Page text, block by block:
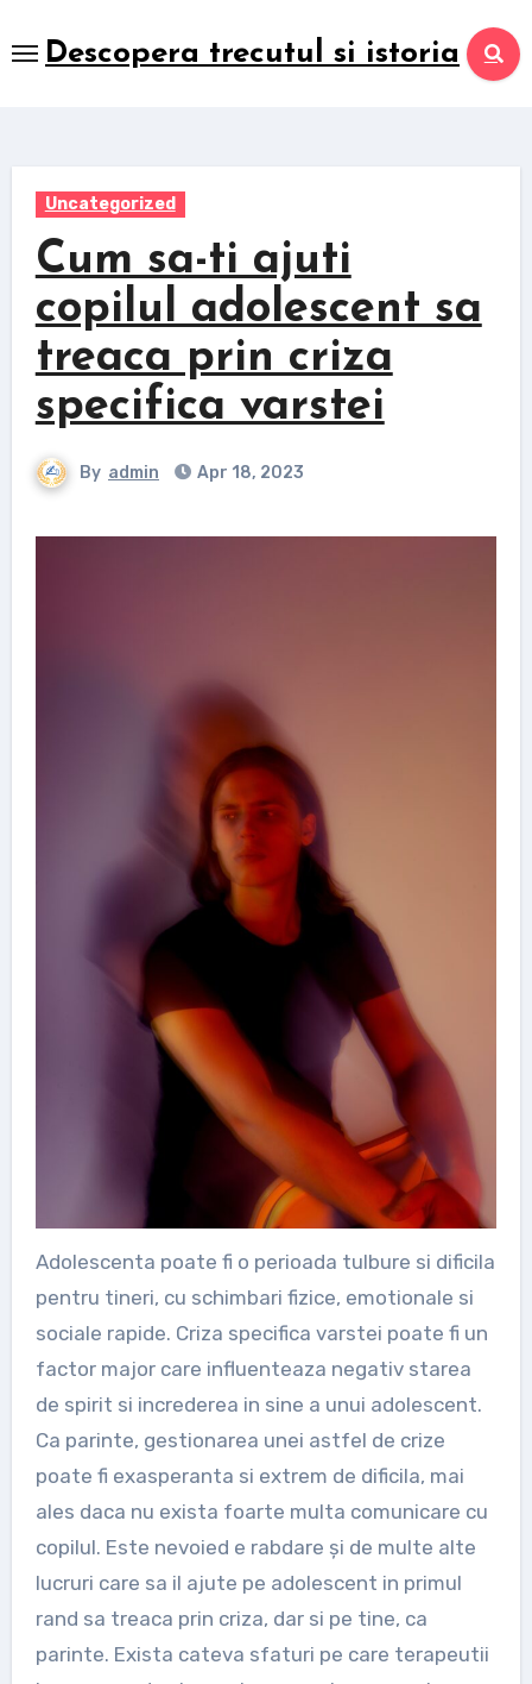
to
Descopera trecutul si istoria
Uncategorized
Cum sa-ti ajuti
copilul adolescent sa
treaca prin criza
specifica varstei
By admin Apr 18, 2023
Adolescenta poate fi o perioada tulbure si dificila
pentru tineri, cu schimbari fizice, emotionale si
sociale rapide. Criza specifica varstei poate fi un
factor major care influenteaza negativ starea
de spirit si increderea in sine a unui adolescent.
Ca parinte, gestionarea unei astfel de crize
poate fi exasperanta si extrem de dificila, mai
ales daca nu exista foarte multa comunicare cu
copilul. Este nevoied e rabdare și de multe alte
lucruri care sa il ajute pe adolescent in primul
rand sa treaca prin criza, dar si pe tine, ca
parinte. Exista cateva sfaturi pe care terapeutii